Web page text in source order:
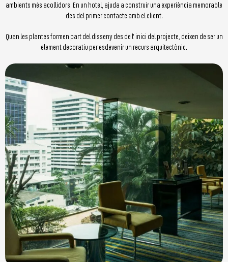
ambients més acollidors. En un hotel, ajuda a construir una experiència memorable
des del primer contacte amb el client.
Quan les plantes formen part del disseny des de l’ inici del projecte, deixen de ser un
element decoratiu per esdevenir un recurs arquitectònic.